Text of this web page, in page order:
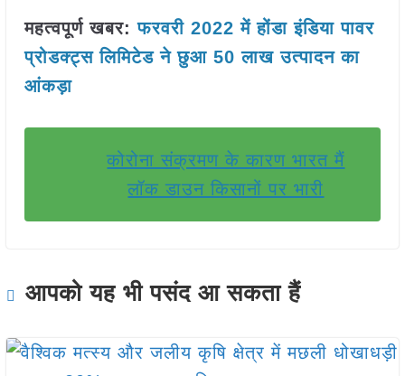
महत्वपूर्ण खबर:फरवरी 2022 में होंडा इंडिया पावर
प्रोडक्ट्स लिमिटेड ने छुआ 50 लाख उत्पादन का
आंकड़ा
कोरोना संक्रमण के कारण भारत मैं
लॉक डाउन किसानों पर भारी
आपको यह भी पसंद आ सकता हैं